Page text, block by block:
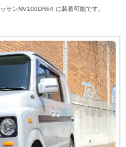
サンNV100DR64 に装着可能です。